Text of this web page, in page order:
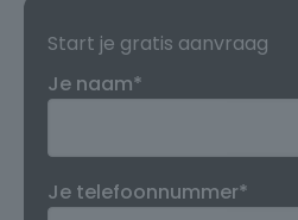
Start je gratis aanvraag
Je naam*
Je telefoonnummer*